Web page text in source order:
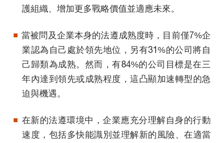
護組織、增加更多戰略價值並適應未來。
當被問及企業本身的法遵成熟度時，目前僅7%企
業認為自己處於領先地位，另有31%的公司將自
己歸類為成熟。然而，有84%的公司目標是在三
年內達到領先或成熟程度，這凸顯加速轉型的急
迫與機遇。
在新的法遵環境中，企業應充分理解自身的行動
速度，包括多快能識別並理解新的風險、在適當